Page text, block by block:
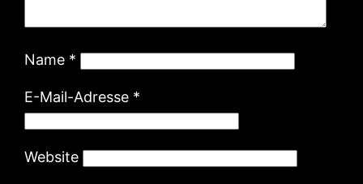
Name *
E-Mail-Adresse *
Website